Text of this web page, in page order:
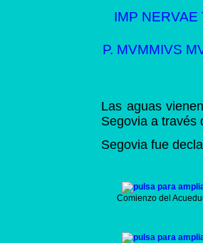
IMP NERVAE
P. MVMMIVS
Las aguas
Segovia a través
Segovia fue
Comienzo del